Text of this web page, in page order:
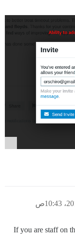
If you are staff on